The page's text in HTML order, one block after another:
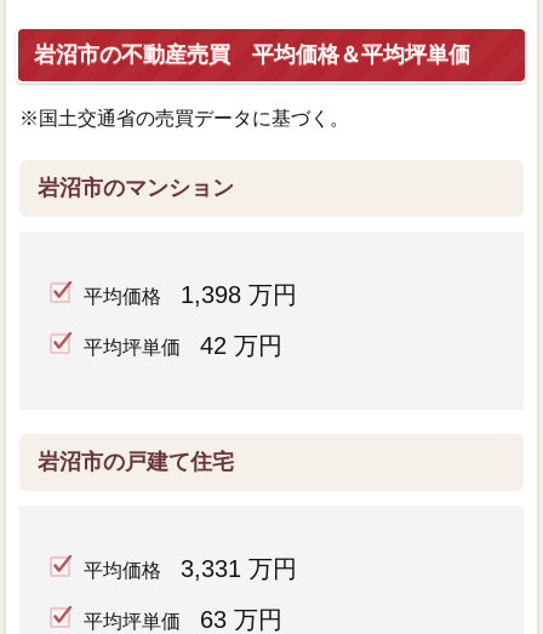
岩沼市の不動産売買 平均価格＆平均坪単価
※国土交通省の売買データに基づく。
岩沼市のマンション
平均価格 1,398 万円
平均坪単価 42 万円
岩沼市の戸建て住宅
平均価格 3,331 万円
平均坪単価 63 万円